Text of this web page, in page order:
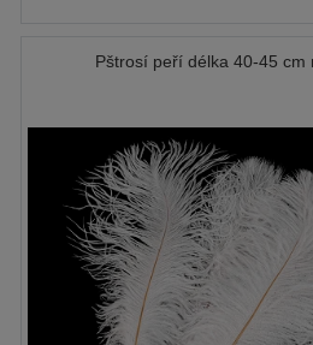
Pštrosí peří délka 40-45 cm